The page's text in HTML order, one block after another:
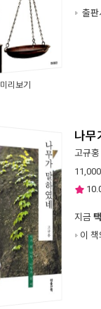
미리보기
출판
나무
고규홍
11,000
지금
이